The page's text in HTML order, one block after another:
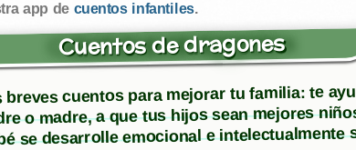
app de cuentos infantiles.
Cuentos de dragones
breves cuentos para mejorar tu familia: te
o madre, a que tus hijos sean mejores
se desarrolle emocional e intelectualmente